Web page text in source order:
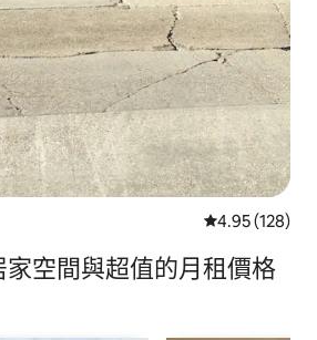
從 128 則評價
4.95 (128)
空間與超值的月租價格